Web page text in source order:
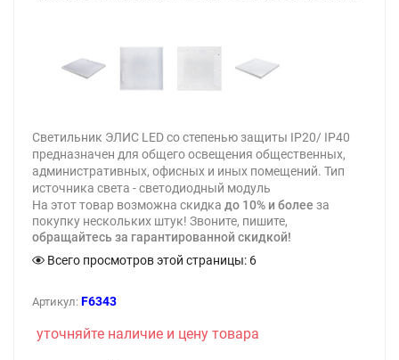
Светильник ЭЛИС LED со степенью защиты IP20/ IP40
предназначен для общего освещения общественных,
административных, офисных и иных помещений. Тип
источника света - cветодиодный модуль
На этот товар возможна скидка до 10% и более за
покупку нескольких штук! Звоните, пишите,
обращайтесь за гарантированной скидкой!
Всего просмотров этой страницы: 6
Артикул: F6343
уточняйте наличие и цену товара